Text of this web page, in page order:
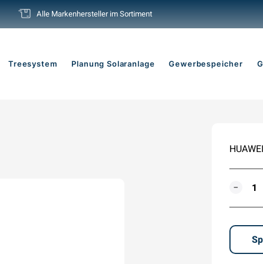
Pause
Alle Markenhersteller im Sortiment
Treesystem Planung Solaranlage Gewerbespeicher
MENGE
−